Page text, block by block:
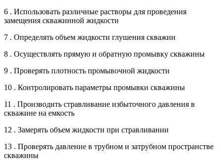
6 . Использовать различные растворы для проведения
замещения скважинной жидкости
7 . Определять объем жидкости глушения скважин
8 . Осуществлять прямую и обратную промывку скважины
9 . Проверять плотность промывочной жидкости
10 . Контролировать параметры промывки скважины
11 . Производить стравливание избыточного давления в
скважине на емкость
12 . Замерять объем жидкости при стравливании
13 . Проверять давление в трубном и затрубном пространстве
скважины